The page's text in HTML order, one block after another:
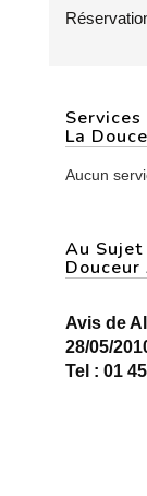
La
Aucun
Au
Douceur
Avis de
28/05/
Tel : 01